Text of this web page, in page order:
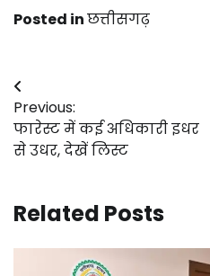
Posted inछत्तीसगढ़
Post
navigation
Previous:
फारेस्ट में कई अधिकारी इधर
से उधर, देखें लिस्ट
Related Posts